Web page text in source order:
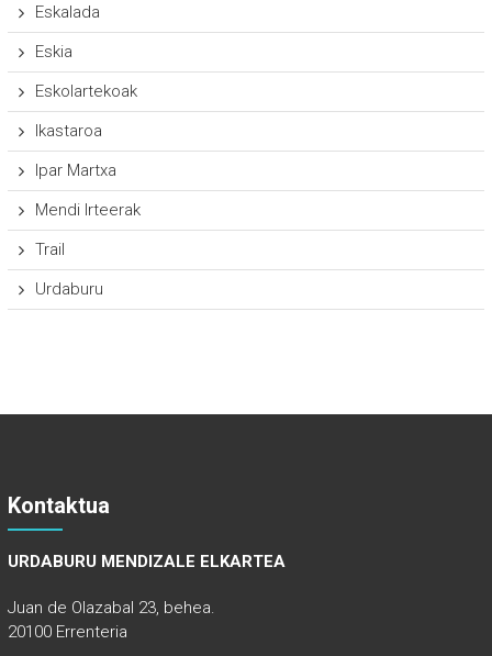
Eskalada
Eskia
Eskolartekoak
Ikastaroa
Ipar Martxa
Mendi Irteerak
Trail
Urdaburu
Kontaktua
URDABURU MENDIZALE ELKARTEA
Juan de Olazabal 23, behea.
20100 Errenteria